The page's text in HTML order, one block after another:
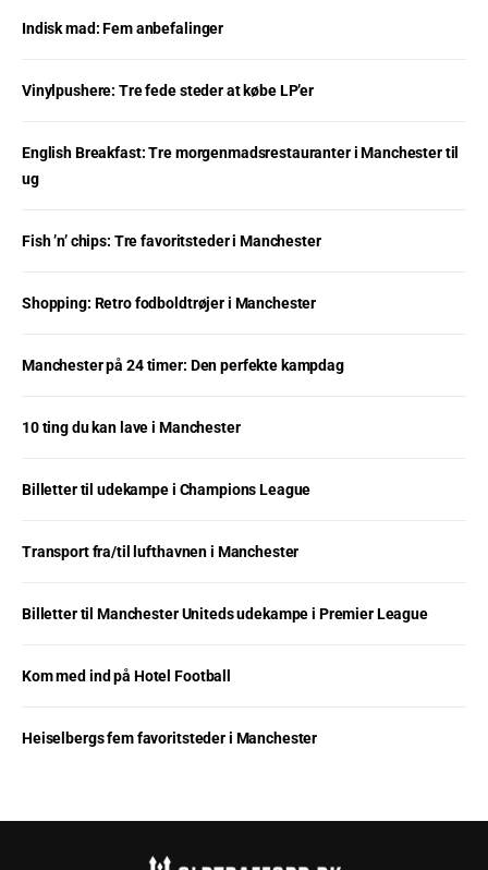
Indisk mad: Fem anbefalinger
Vinylpushere: Tre fede steder at købe LP’er
English Breakfast: Tre morgenmadsrestauranter i Manchester til
ug
Fish ’n’ chips: Tre favoritsteder i Manchester
Shopping: Retro fodboldtrøjer i Manchester
Manchester på 24 timer: Den perfekte kampdag
10 ting du kan lave i Manchester
Billetter til udekampe i Champions League
Transport fra/til lufthavnen i Manchester
Billetter til Manchester Uniteds udekampe i Premier League
Kom med ind på Hotel Football
Heiselbergs fem favoritsteder i Manchester